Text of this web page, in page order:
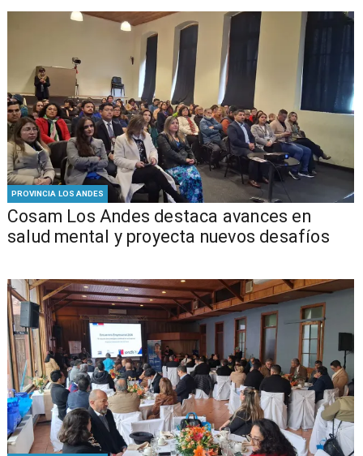
PROVINCIA LOS ANDES
Cosam Los Andes destaca avances en
salud mental y proyecta nuevos desafíos